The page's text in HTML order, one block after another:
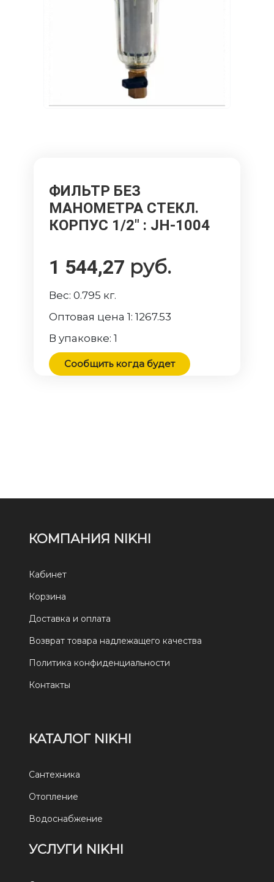
ФИЛЬТР БЕЗ
МАНОМЕТРА СТЕКЛ.
КОРПУС 1/2" : JH-1004
1 544,27 руб.
Вес:0.795 кг.
Оптовая цена 1:1267.53
В упаковке:1
Сообщить когда будет
КОМПАНИЯ NIKHI
Кабинет
Корзина
Доставка и оплата
Возврат товара надлежащего качества
Политика конфиденциальности
Контакты
КАТАЛОГ NIKHI
Сантехника
Отопление
Водоснабжение
УСЛУГИ NIKHI